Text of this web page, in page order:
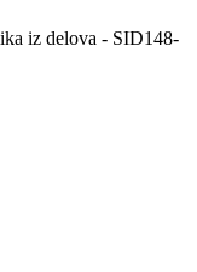
iz delova - SID148-